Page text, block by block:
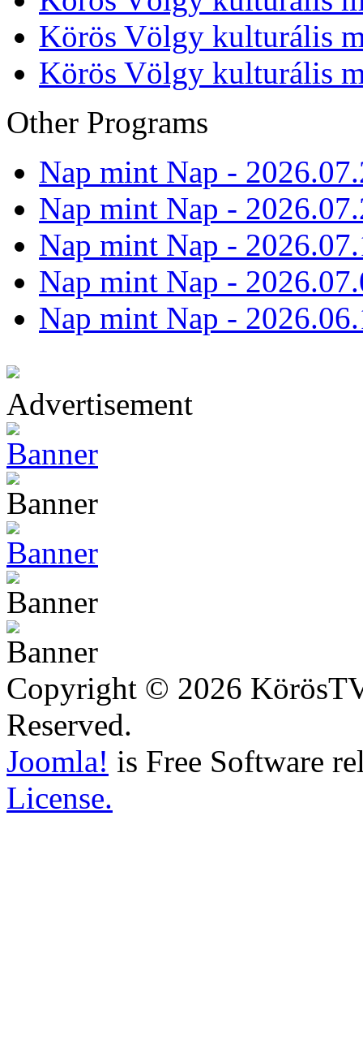
Körös Völgy kulturális
Körös Völgy kulturális
Other Programs
Nap mint Nap -
Nap mint Nap -
Nap mint Nap -
Nap mint Nap -
Nap mint Nap -
Advertisement
Copyright © 2026
Reserved.
Joomla! is Free Software
License.